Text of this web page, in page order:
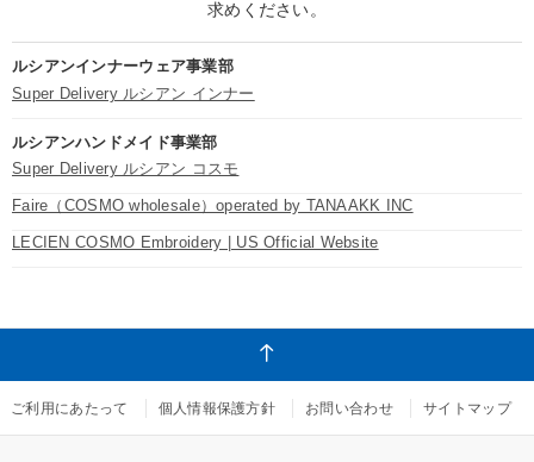
求めください。
ルシアンインナーウェア事業部
Super Delivery ルシアン インナー
ルシアンハンドメイド事業部
Super Delivery ルシアン コスモ
Faire（COSMO wholesale）operated by TANAAKK INC
LECIEN COSMO Embroidery | US Official Website
ご利用にあたって 個人情報保護方針 お問い合わせ サイトマップ